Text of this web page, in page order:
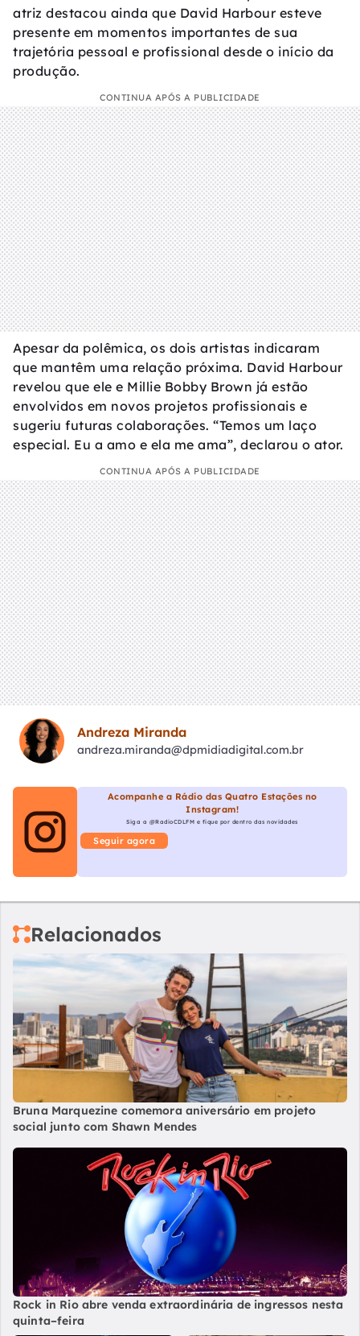
atriz destacou ainda que David Harbour esteve
presente em momentos importantes de sua
trajetória pessoal e profissional desde o início da
produção.
CONTINUA APÓS A PUBLICIDADE
Apesar da polêmica, os dois artistas indicaram
que mantêm uma relação próxima. David Harbour
revelou que ele e Millie Bobby Brown já estão
envolvidos em novos projetos profissionais e
sugeriu futuras colaborações. “Temos um laço
especial. Eu a amo e ela me ama”, declarou o ator.
CONTINUA APÓS A PUBLICIDADE
Andreza Miranda
andreza.miranda@dpmidiadigital.com.br
Acompanhe a Rádio das Quatro Estações no
Instagram!
Siga a @RadioCDLFM e fique por dentro das novidades
Seguir agora
Relacionados
Bruna Marquezine comemora aniversário em projeto
social junto com Shawn Mendes
Rock in Rio abre venda extraordinária de ingressos nesta
quinta–feira